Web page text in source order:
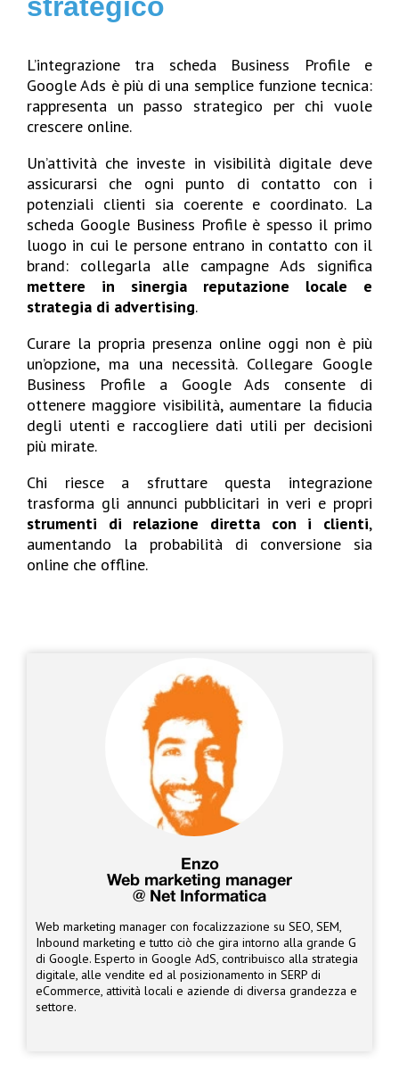
L’integrazione tra scheda Business Profile e
Google Ads è più di una semplice funzione tecnica:
rappresenta un passo strategico per chi vuole
crescere online.
Un’attività che investe in visibilità digitale deve
assicurarsi che ogni punto di contatto con i
potenziali clienti sia coerente e coordinato. La
scheda Google Business Profile è spesso il primo
luogo in cui le persone entrano in contatto con il
brand: collegarla alle campagne Ads significa
mettere in sinergia reputazione locale e
strategia di advertising.
Curare la propria presenza online oggi non è più
un’opzione, ma una necessità. Collegare Google
Business Profile a Google Ads consente di
ottenere maggiore visibilità, aumentare la fiducia
degli utenti e raccogliere dati utili per decisioni
più mirate.
Chi riesce a sfruttare questa integrazione
trasforma gli annunci pubblicitari in veri e propri
strumenti di relazione diretta con i clienti,
aumentando la probabilità di conversione sia
online che offline.
Enzo
Web marketing manager
@ Net Informatica
Web marketing manager con focalizzazione su SEO, SEM,
Inbound marketing e tutto ciò che gira intorno alla grande G
di Google. Esperto in Google AdS, contribuisco alla strategia
digitale, alle vendite ed al posizionamento in SERP di
eCommerce, attività locali e aziende di diversa grandezza e
settore.